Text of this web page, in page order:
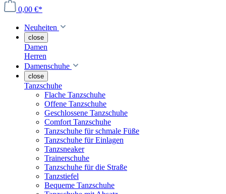
0,00 €*
Neuheiten
close
Damen
Herren
Damenschuhe
close
Tanzschuhe
Flache Tanzschuhe
Offene Tanzschuhe
Geschlossene Tanzschuhe
Comfort Tanzschuhe
Tanzschuhe für schmale Füße
Tanzschuhe für Einlagen
Tanzsneaker
Trainerschuhe
Tanzschuhe für die Straße
Tanzstiefel
Bequeme Tanzschuhe